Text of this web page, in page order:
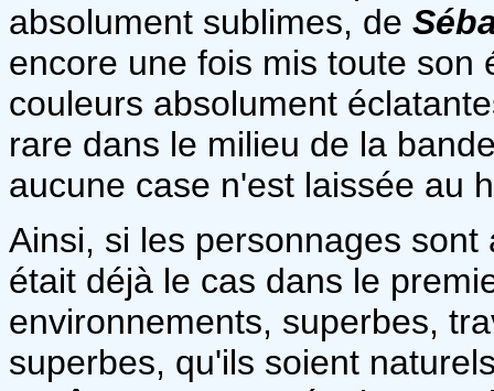
absolument sublimes, de
encore une fois mis toute son
couleurs absolument
rare dans le milieu de la
aucune case n'est laissée au
Ainsi, si les personnages
était déjà le cas dans le
environnements, superbes,
superbes, qu'ils soient